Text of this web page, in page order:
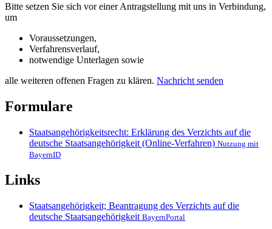
Bitte setzen Sie sich vor einer Antragstellung mit uns in Verbindung,
um
Voraussetzungen,
Verfahrensverlauf,
notwendige Unterlagen sowie
alle weiteren offenen Fragen zu klären. Nachricht senden
Formulare
Staatsangehörigkeitsrecht: Erklärung des Verzichts auf die
deutsche Staatsangehörigkeit (Online-Verfahren) Nutzung mit
BayernID
Links
Staatsangehörigkeit; Beantragung des Verzichts auf die
deutsche Staatsangehörigkeit BayernPortal